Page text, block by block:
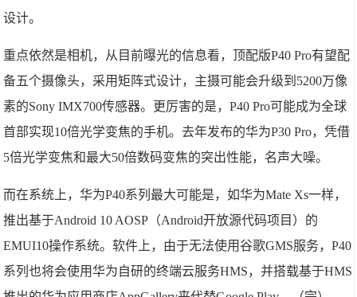
设计。
重点依然是相机，从目前曝光的信息看，顶配版P40 Pro有望配
备五个摄像头，采用矩阵式设计，主摄可能会升级到5200万像
素的Sony IMX700传感器。更厉害的是，P40 Pro可能成为全球
首部实现10倍光学变焦的手机。去年发布的华为P30 Pro，凭借
5倍光学变焦和最大50倍数码变焦的突出性能，名声大噪。
而在系统上，华为P40系列最大可能是，如华为Mate Xs一样，
推出基于Android 10 AOSP（Android开放源代码项目）的
EMUI10操作系统。软件上，由于无法使用谷歌GMS服务，P40
系列也将会使用华为自研的终端云服务HMS，并搭载基于HMS